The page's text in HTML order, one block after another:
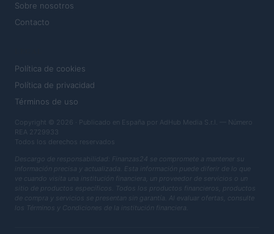
Sobre nosotros
Contacto
Política de cookies
Política de privacidad
Términos de uso
Copyright © 2026 · Publicado en España por AdHub Media S.r.l. — Número
REA 2729933
Todos los derechos reservados
Descargo de responsabilidad: Finanzas24 se compromete a mantener su
información precisa y actualizada. Esta información puede diferir de lo que
ve cuando visita una institución financiera, un proveedor de servicios o un
sitio de productos específicos. Todos los productos financieros, productos
de compra y servicios se presentan sin garantía. Al evaluar ofertas, consulte
los Términos y Condiciones de la institución financiera.